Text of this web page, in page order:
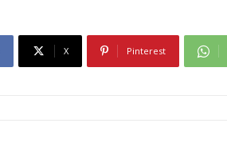
X Pinterest